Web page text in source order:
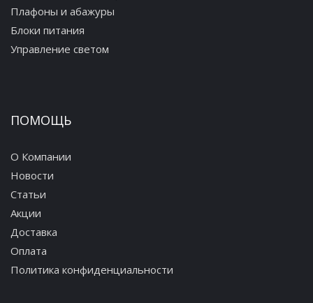
Плафоны и абажуры
Блоки питания
Управление светом
ПОМОЩЬ
О Компании
Новости
Статьи
Акции
Доставка
Оплата
Политика конфиденциальности